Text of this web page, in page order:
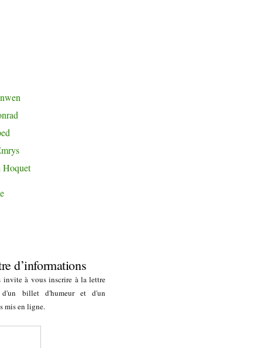
Hoquet
d’informations
à vous inscrire à la lettre
d'un billet d'humeur et d'un
mis en ligne.